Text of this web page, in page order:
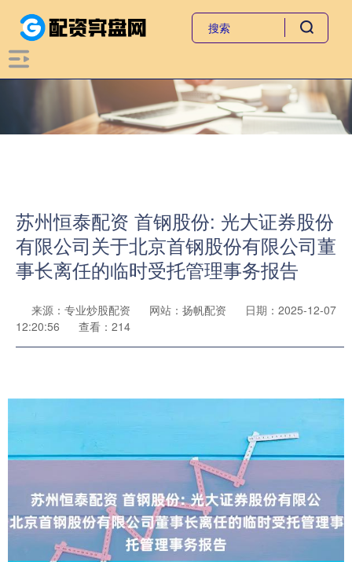
苏州恒泰配资 首钢股份: 光大证券股份
有限公司关于北京首钢股份有限公司董
事长离任的临时受托管理事务报告
来源：专业炒股配资 网站：扬帆配资
日期：2025-12-07
12:20:56
查看：214